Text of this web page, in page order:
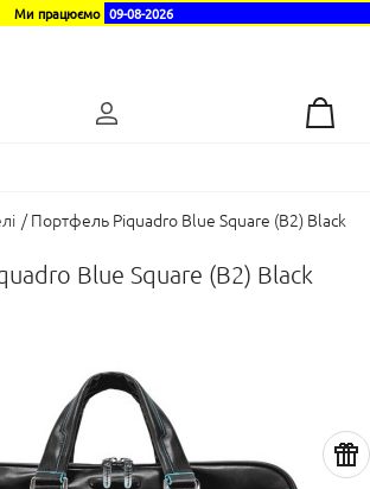
Ми працюємо 09-08-2026
/ Портфель Piquadro Blue Square (B2) Black
Blue Square (B2) Black